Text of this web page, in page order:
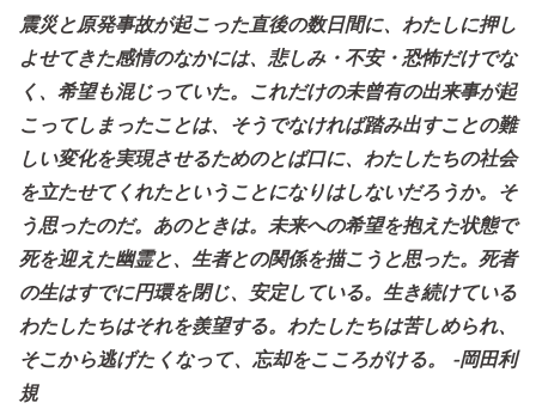
震災と原発事故が起こった直後の数日間に、わたしに押し
よせてきた感情のなかには、悲しみ・不安・恐怖だけでな
く、希望も混じっていた。これだけの未曾有の出来事が起
こってしまったことは、そうでなければ踏み出すことの難
しい変化を実現させるためのとば口に、わたしたちの社会
を立たせてくれたということになりはしないだろうか。そ
う思ったのだ。あのときは。未来への希望を抱えた状態で
死を迎えた幽霊と、生者との関係を描こうと思った。死者
の生はすでに円環を閉じ、安定している。生き続けている
わたしたちはそれを羨望する。わたしたちは苦しめられ、
そこから逃げたくなって、忘却をこころがける。 -岡田利
規